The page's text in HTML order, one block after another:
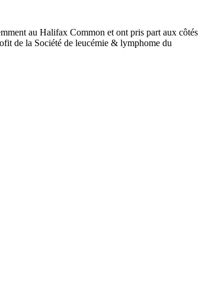
au Halifax Common et ont pris part aux côtés
de la Société de leucémie & lymphome du